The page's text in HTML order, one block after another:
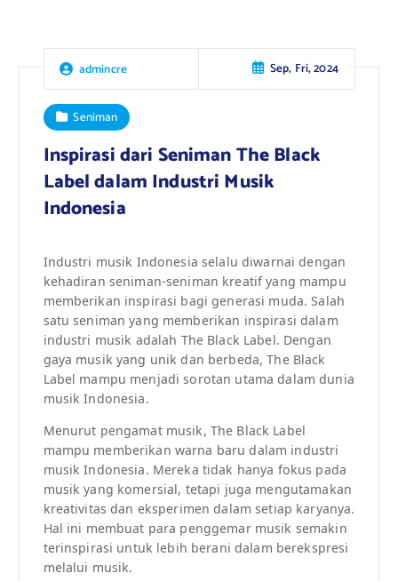
admincre Sep, Fri, 2024
Seniman
Inspirasi dari Seniman The Black
Label dalam Industri Musik
Indonesia
Industri musik Indonesia selalu diwarnai dengan
kehadiran seniman-seniman kreatif yang mampu
memberikan inspirasi bagi generasi muda. Salah
satu seniman yang memberikan inspirasi dalam
industri musik adalah The Black Label. Dengan
gaya musik yang unik dan berbeda, The Black
Label mampu menjadi sorotan utama dalam dunia
musik Indonesia.
Menurut pengamat musik, The Black Label
mampu memberikan warna baru dalam industri
musik Indonesia. Mereka tidak hanya fokus pada
musik yang komersial, tetapi juga mengutamakan
kreativitas dan eksperimen dalam setiap karyanya.
Hal ini membuat para penggemar musik semakin
terinspirasi untuk lebih berani dalam berekspresi
melalui musik.